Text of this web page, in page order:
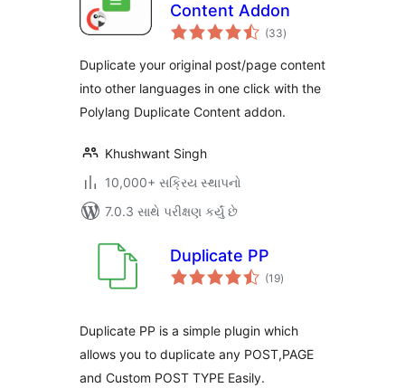
Content Addon
(33કુલ
રેટિંગ્સ
)
Duplicate your original post/page content
into other languages in one click with the
Polylang Duplicate Content addon.
Khushwant Singh
10,000+ સક્રિય સ્થાપનો
7.0.3 સાથે પરીક્ષણ કર્યું છે
Duplicate PP
(19કુલ
રેટિંગ્સ
)
Duplicate PP is a simple plugin which
allows you to duplicate any POST,PAGE
and Custom POST TYPE Easily.